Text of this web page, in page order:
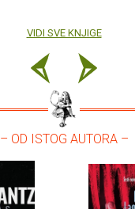
VIDI SVE KNJIGE
– OD ISTOG AUTORA –